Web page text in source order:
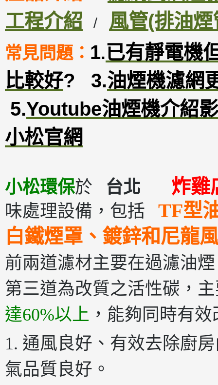
工程介紹
/ 風管(排油煙
常見問題： 1.已有靜電機
比較好? 3.油煙機濾網
5.Youtube油煙機介紹
小松官網
小松環保於 台北 炸雞
味處理設備，包括 TF型
白鐵煙罩、鍍鋅和尼龍
前兩道濾材主要在過濾油
第三道為改質之活性碳，
達60%以上 ，能夠同時有
1. 通風良好、有效去除廚
氣品質良好。